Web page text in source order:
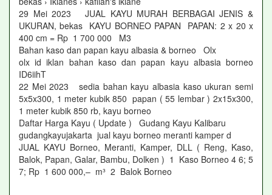
29 Mei 2023 JUAL KAYU MURAH BERBAGAI JENIS &
UKURAN, bekas KAYU BORNEO PAPAN PAPAN: 2 x 20 x
400 cm = Rp 1 700 000 M3
Bahan kaso dan papan kayu albasia & borneo Olx
olx id iklan bahan kaso dan papan kayu albasia borneo
ID6iihT
22 Mei 2023 sedia bahan kayu albasia kaso ukuran semi
5x5x300, 1 meter kubik 850 papan ( 55 lembar ) 2x15x300,
1 meter kubik 850 rb, kayu borneo
Daftar Harga Kayu ( Update ) Gudang Kayu Kalibaru
gudangkayujakarta jual kayu borneo meranti kamper d
JUAL KAYU Borneo, Meranti, Kamper, DLL ( Reng, Kaso,
Balok, Papan, Galar, Bambu, Dolken ) 1 Kaso Borneo 4 6; 5
7; Rp 1 600 000,– m³ 2 Balok Borneo